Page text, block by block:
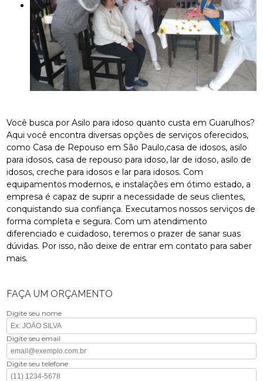
Você busca por Asilo para idoso quanto custa em Guarulhos?
Aqui você encontra diversas opções de serviços oferecidos,
como Casa de Repouso em São Paulo,casa de idosos, asilo
para idosos, casa de repouso para idoso, lar de idoso, asilo de
idosos, creche para idosos e lar para idosos. Com
equipamentos modernos, e instalações em ótimo estado, a
empresa é capaz de suprir a necessidade de seus clientes,
conquistando sua confiança. Executamos nossos serviços de
forma completa e segura. Com um atendimento
diferenciado e cuidadoso, teremos o prazer de sanar suas
dúvidas. Por isso, não deixe de entrar em contato para saber
mais.
FAÇA UM ORÇAMENTO
Digite seu nome
Digite seu email
Digite seu telefone